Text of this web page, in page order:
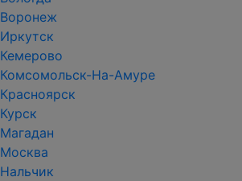
Воронеж
Иркутск
Кемерово
Комсомольск-На-Амуре
Красноярск
Курск
Магадан
Москва
Нальчик